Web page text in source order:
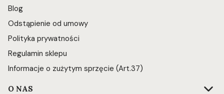
Blog
Odstąpienie od umowy
Polityka prywatności
Regulamin sklepu
Informacje o zużytym sprzęcie (Art.37)
O NAS